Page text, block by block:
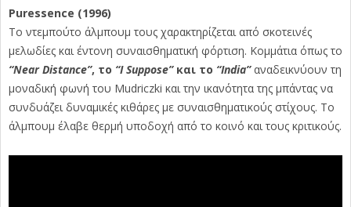
Puressence (1996)
Το ντεμπούτο άλμπουμ τους χαρακτηρίζεται από σκοτεινές
μελωδίες και έντονη συναισθηματική φόρτιση. Κομμάτια όπως το
“Near Distance”, το “I Suppose”και το “India” αναδεικνύουν τη
μοναδική φωνή του Mudriczki και την ικανότητα της μπάντας να
συνδυάζει δυναμικές κιθάρες με συναισθηματικούς στίχους. Το
άλμπουμ έλαβε θερμή υποδοχή από το κοινό και τους κριτικούς.